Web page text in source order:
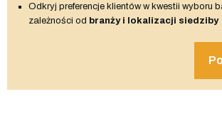
Odkryj preferencje klientów w kwestii wyboru
zależności od branży i lokalizacji siedziby